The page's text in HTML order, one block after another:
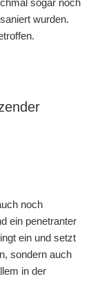
wurden.
noch
ein penetranter
ein und setzt
sondern auch
in der